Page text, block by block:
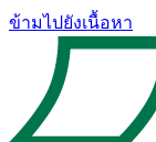
ข้ามไปยังเนื้อหา